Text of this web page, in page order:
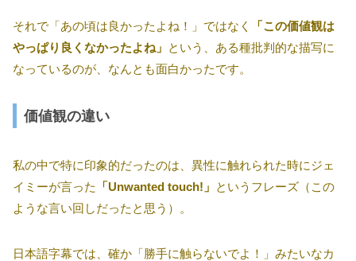
それで「あの頃は良かったよね！」ではなく
「この価値観は
やっぱり良くなかったよね」 という、ある種批判的な描写に
なっているのが、なんとも面白かったです。
価値観の違い
私の中で特に印象的だったのは、異性に触れられた時にジェ
イミーが言った
「Unwanted touch!」 というフレーズ（この
ような言い回しだったと思う）。
日本語字幕では、確か「勝手に触らないでよ！」みたいなカ